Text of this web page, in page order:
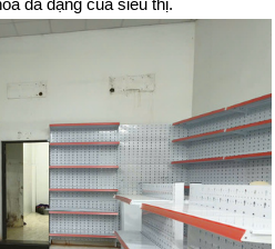
đa dạng của siêu thị.